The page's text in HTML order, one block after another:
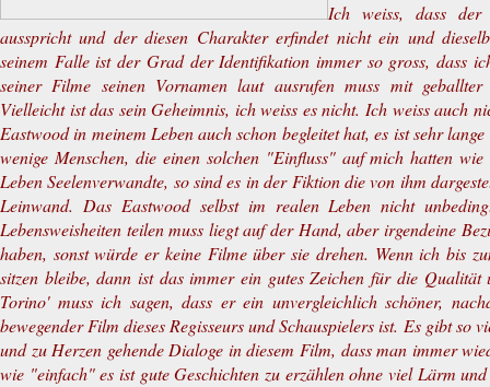
Ich weiss, dass
ausspricht und der diesen Charakter erfindet nicht ein und
seinem Falle ist der Grad der Identifikation immer so gross, dass
seiner Filme seinen Vornamen laut ausrufen muss mit geballter
Vielleicht ist das sein Geheimnis, ich weiss es nicht. Ich weiss auch
Eastwood in meinem Leben auch schon begleitet hat, es ist sehr
wenige Menschen, die einen solchen "Einfluss" auf mich hatten
Leben Seelenverwandte, so sind es in der Fiktion die von ihm
Leinwand. Das Eastwood selbst im realen Leben nicht
Lebensweisheiten teilen muss liegt auf der Hand, aber irgendeine
haben, sonst würde er keine Filme über sie drehen. Wenn ich bis
sitzen bleibe, dann ist das immer ein gutes Zeichen für die
Torino' muss ich sagen, dass er ein unvergleichlich schöner,
bewegender Film dieses Regisseurs und Schauspielers ist. Es gibt so
und zu Herzen gehende Dialoge in diesem Film, dass man immer
wie "einfach" es ist gute Geschichten zu erzählen ohne viel Lärm